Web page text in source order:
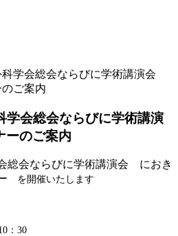
科学会総会ならびに学術講演会
ご案内
学会総会ならびに学術講演
のご案内
総会ならびに学術講演会 におき
を開催いたします
：30